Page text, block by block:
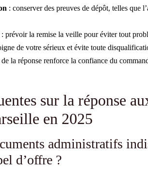
: conserver des preuves de dépôt, telles que
: prévoir la remise la veille pour éviter tout
de votre sérieux et évite toute
la réponse renforce la confiance du
sur la réponse
en 2025
administratifs
d’offre ?